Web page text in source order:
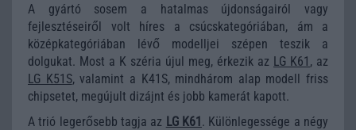
A gyártó sosem a hatalmas újdonságairól vagy
fejlesztéseiről volt híres a csúcskategóriában, ám a
középkategóriában lévő modelljei szépen teszik a
dolgukat. Most a K széria újul meg, érkezik az LG K61 , az
LG K51S, valamint a K41S, mindhárom alap modell friss
chipsetet, megújult dizájnt és jobb kamerát kapott.
A trió legerősebb tagja az LG K61 . Különlegessége a négy